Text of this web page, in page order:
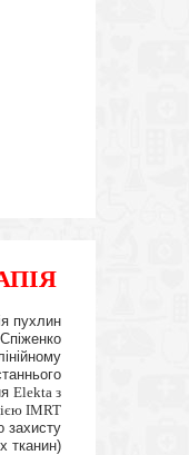
пухлин
Спіженко
Elekta з
IMRT
захисту
тканин)